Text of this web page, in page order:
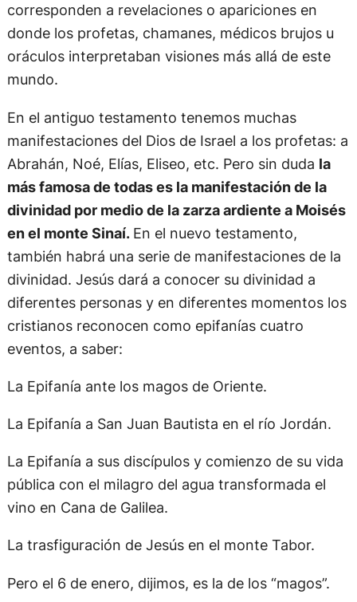
corresponden a revelaciones o apariciones en
donde los profetas, chamanes, médicos brujos u
oráculos interpretaban visiones más allá de este
mundo.
En el antiguo testamento tenemos muchas
manifestaciones del Dios de Israel a los profetas: a
Abrahán, Noé, Elías, Eliseo, etc. Pero sin duda la
más famosa de todas es la manifestación de la
divinidad por medio de la zarza ardiente a Moisés
en el monte Sinaí. En el nuevo testamento,
también habrá una serie de manifestaciones de la
divinidad. Jesús dará a conocer su divinidad a
diferentes personas y en diferentes momentos los
cristianos reconocen como epifanías cuatro
eventos, a saber:
La Epifanía ante los magos de Oriente.
La Epifanía a San Juan Bautista en el río Jordán.
La Epifanía a sus discípulos y comienzo de su vida
pública con el milagro del agua transformada el
vino en Cana de Galilea.
La trasfiguración de Jesús en el monte Tabor.
Pero el 6 de enero, dijimos, es la de los “magos”.